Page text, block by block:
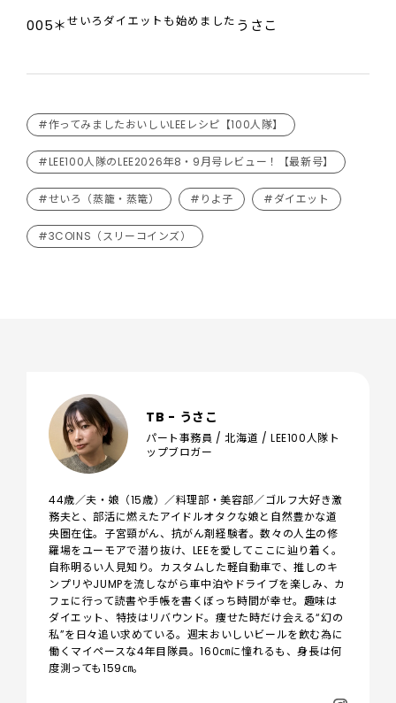
005＊せいろダイエットも始めました うさこ
#作ってみましたおいしいLEEレシピ【100人隊】
#LEE100人隊のLEE2026年8・9月号レビュー！【最新号】
#せいろ（蒸籠・蒸篭） #りよ子 #ダイエット
#3COINS（スリーコインズ）
TB - うさこ
パート事務員 / 北海道 / LEE100人隊ト
ップブロガー
44歳／夫・娘（15歳）／料理部・美容部／ゴルフ大好き激
務夫と、部活に燃えたアイドルオタクな娘と自然豊かな道
央圏在住。子宮頸がん、抗がん剤経験者。数々の人生の修
羅場をユーモアで潜り抜け、LEEを愛してここに辿り着く。
自称明るい人見知り。カスタムした軽自動車で、推しのキ
ンプリやJUMPを流しながら車中泊やドライブを楽しみ、カ
フェに行って読書や手帳を書くぼっち時間が幸せ。趣味は
ダイエット、特技はリバウンド。痩せた時だけ会える“幻の
私”を日々追い求めている。週末おいしいビールを飲む為に
働くマイペースな4年目隊員。160㎝に憧れるも、身長は何
度測っても159㎝。